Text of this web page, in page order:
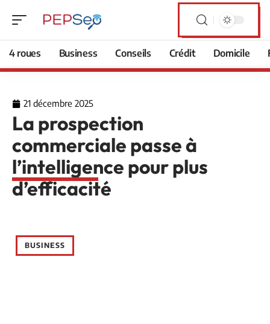
4 roues Business Conseils Crédit Domicile
21 décembre 2025
La prospection
commerciale passe à
l’intelligence pour plus
d’efficacité
BUSINESS